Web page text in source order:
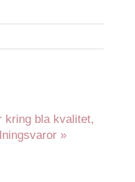
kring bla kvalitet,
»